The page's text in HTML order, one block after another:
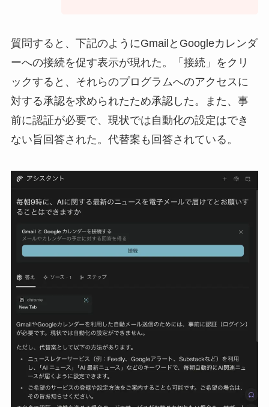
質問すると、下記のようにGmailとGoogleカレンダ
ーへの接続を促す表示が現れた。「接続」をクリ
ックすると、それらのプログラムへのアクセスに
対する承認を求められたため承認した。また、事
前に認証が必要で、現状では自動化の設定はでき
ない旨回答された。代替案も回答されている。